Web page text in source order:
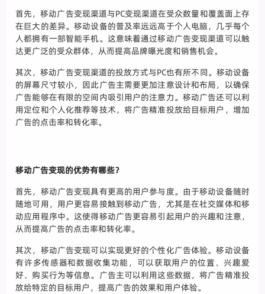
首先，移动广告变现渠道与PC变现渠道在受众数量和覆盖面上存
在巨大的差异。移动设备的普及率远远高于个人电脑，几乎每个
人都拥有一部智能手机。这意味着通过移动广告变现渠道可以触
达更广泛的受众群体，从而提高品牌曝光度和销售机会。
其次，移动广告变现渠道的投放方式与PC也有所不同。移动设备
的屏幕尺寸较小，因此广告主需要更加注意设计和布局，以确保
广告能够在有限的空间内吸引用户的注意力。移动广告还可以利
用定位和个人化推荐等技术，将广告精准投放给目标用户，增加
广告的点击率和转化率。
移动广告变现的优势有哪些？
首先，移动广告变现具有更高的用户参与度。由于移动设备随时
随地可用，用户更容易接触到移动广告，尤其是在社交媒体和移
动应用程序中。这使得移动广告更容易引起用户的兴趣和注意，
从而提高广告的点击率和转化率。
其次，移动广告变现可以实现更好的个性化广告体验。移动设备
有许多传感器和数据收集功能，可以获取用户的位置、兴趣爱
好、购买行为等信息。广告主可以利用这些数据，将广告精准投
放给特定的目标用户，提高广告的效果和用户体验。